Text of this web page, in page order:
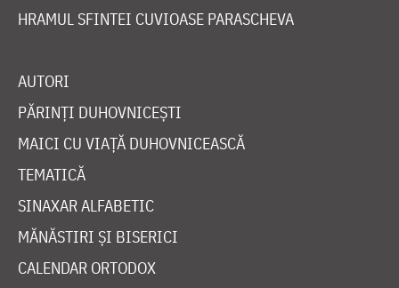
HRAMUL SFINTEI CUVIOASE PARASCHEVA
AUTORI
PĂRINȚI DUHOVNICEȘTI
MAICI CU VIAȚĂ DUHOVNICEASCĂ
TEMATICĂ
SINAXAR ALFABETIC
MĂNĂSTIRI ȘI BISERICI
CALENDAR ORTODOX